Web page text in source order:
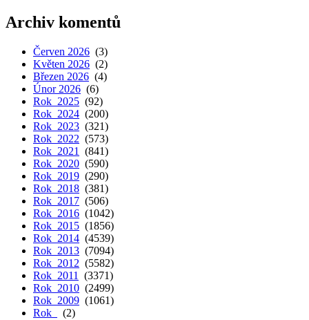
Archiv komentů
Červen 2026 (3)
Květen 2026 (2)
Březen 2026 (4)
Únor 2026 (6)
Rok 2025 (92)
Rok 2024 (200)
Rok 2023 (321)
Rok 2022 (573)
Rok 2021
(841)
Rok 2020 (590)
Rok 2019 (290)
Rok 2018 (381)
Rok 2017 (506)
Rok 2016 (1042)
Rok 2015 (1856)
Rok 2014 (4539)
Rok 2013 (7094)
Rok 2012 (5582)
Rok 2011
(3371)
Rok 2010 (2499)
Rok 2009 (1061)
Rok
(2)